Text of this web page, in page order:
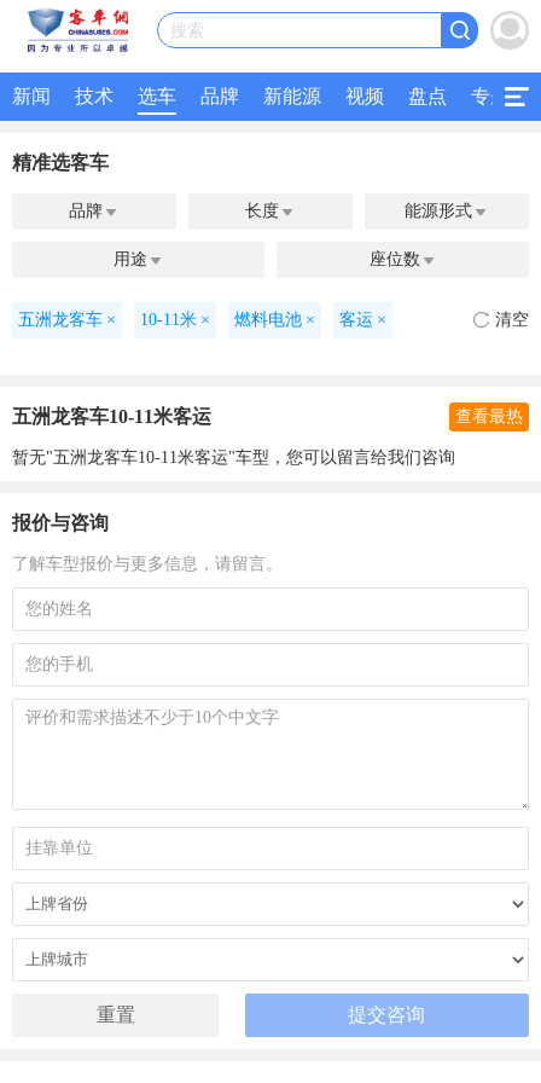
搜索
新闻 技术 选车 品牌 新能源 视频 盘点 专题
精准选客车
品牌  长度  能源形式 
用途  座位数 
五洲龙客车 × 10-11米 × 燃料电池 × 客运 × 清空
五洲龙客车10-11米客运 查看最热
暂无"五洲龙客车10-11米客运"车型，您可以留言给我们咨询
报价与咨询
了解车型报价与更多信息，请留言。